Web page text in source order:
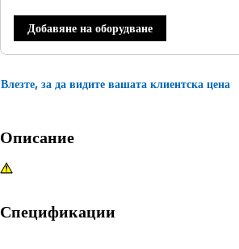
Добавяне на оборудване
Влезте, за да видите вашата клиентска цена
Описание
Спецификации